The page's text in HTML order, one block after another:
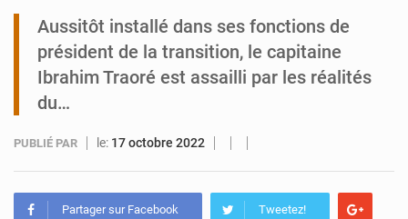
Tibiri : le dialogue, nouveau terrain de jeu pour la paix
Aussitôt installé dans ses fonctions de
président de la transition, le capitaine
Ibrahim Traoré est assailli par les réalités
du…
PUBLIÉ PAR le: 17 octobre 2022
Partager sur Facebook Tweetez!